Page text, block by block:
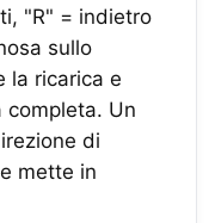
"R" = indietro
sullo
la ricarica e
completa. Un
di
mette in